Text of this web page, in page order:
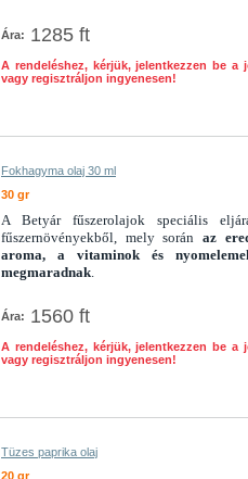
Ára: 1285 ft
A rendeléshez, kérjük, jelentkezzen be a
vagy regisztráljon ingyenesen!
Fokhagyma olaj 30 ml
30 gr
A Betyár fűszerolajok speciális
fűszernövényekből, mely soránaz
aroma, a vitaminok és
megmaradnak.
Ára: 1560 ft
A rendeléshez, kérjük, jelentkezzen be a
vagy regisztráljon ingyenesen!
Tüzes paprika olaj
20 gr